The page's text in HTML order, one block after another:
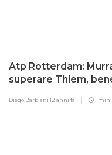
Atp Rotterdam:
superare Thiem,
Diego Barbiani12 anni fa 1 min